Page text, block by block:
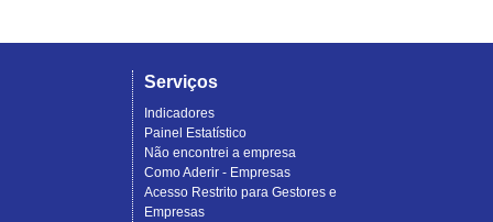
Serviços
Indicadores
Painel Estatístico
Não encontrei a empresa
Como Aderir - Empresas
Acesso Restrito para Gestores e
Empresas